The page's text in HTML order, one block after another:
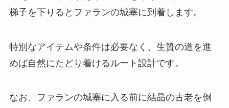
梯子を下りるとファランの城塞に到着します。
特別なアイテムや条件は必要なく、生贄の道を進
めば自然にたどり着けるルート設計です。
なお、ファランの城塞に入る前に結晶の古老を倒